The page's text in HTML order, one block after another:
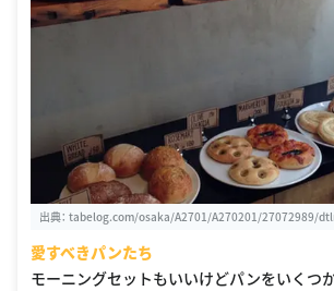
出典： tabelog.com/osaka/A2701/A270201/27072989/
愛すべきパンたち
モーニングセットもいいけどパンをいくつ